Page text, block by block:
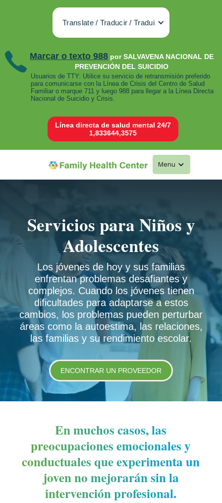
Translate / Traducir / Tradui
Marcar o texto 988 por SALVAVENA NACIONAL DE
PREVENCIÓN DEL SUICIDIO
Usuarios de TTY: Utilice su servicio de retransmisión preferido
para comunicarse con la Línea de Crisis del Centro de Salud
Familiar o marque 711 y luego 988 para llegar a la Línea Directa
Nacional de Suicidio y Crisis.
Línea directa de salud mental 24/7
1,833644,3575
Menu
Servicios para Niños y
Adolescentes
Los jóvenes de hoy y sus familias
enfrentan problemas desafiantes y
complejos. Cuando los jóvenes tienen
dificultades para adaptarse a estos
cambios, los problemas pueden perturbar
áreas como la autoestima, las relaciones,
las familias y su rendimiento escolar.
ENCONTRAR UN PROVEEDOR
En muchos casos, las
preocupaciones emocionales y
conductuales que experimenta un
joven no mejorarán sin la
intervención profesional.